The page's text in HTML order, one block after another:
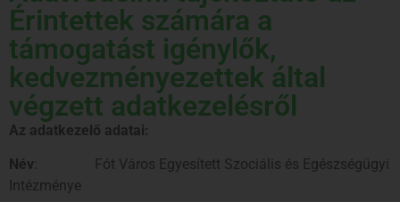
Érintettek számára a
támogatást igénylők,
kedvezményezettek által
végzett adatkezelésről
Az adatkezelő adatai:
Név : Fót Város Egyesített Szociális és Egészségügyi
Intézménye